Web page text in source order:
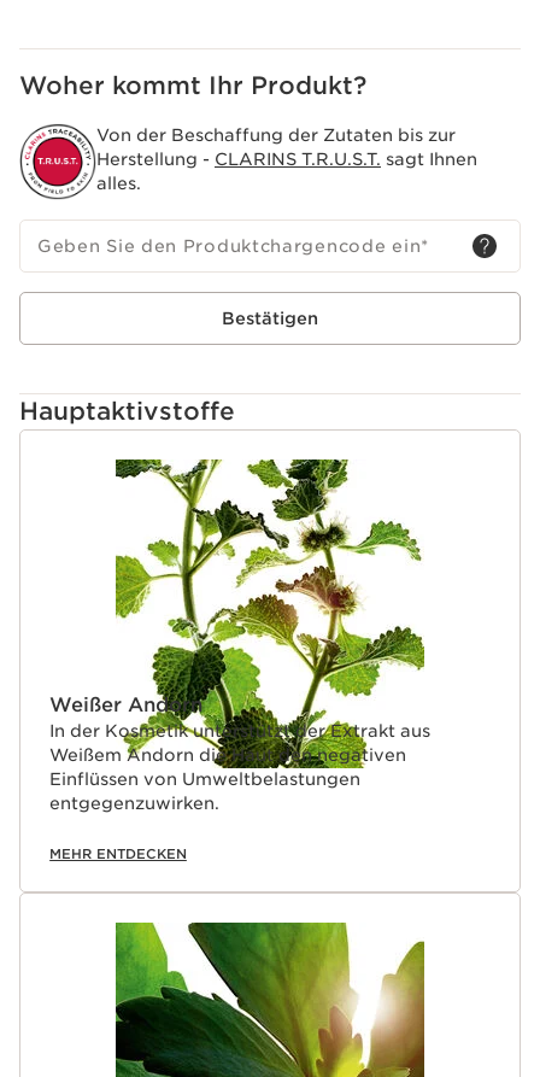
Woher kommt Ihr Produkt?
Von der Beschaffung der Zutaten bis zur
Herstellung - CLARINS T.R.U.S.T. sagt Ihnen
alles.
Geben Sie den Produktchargencode ein*
Bestätigen
Hauptaktivstoffe
WEITER ZUM INHALT
Weißer Andorn
In der Kosmetik unterstützt der Extrakt aus
Weißem Andorn die Haut den negativen
Einflüssen von Umweltbelastungen
entgegenzuwirken.
MEHR ENTDECKEN